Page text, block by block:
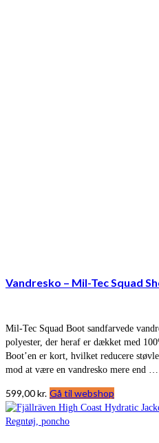
Vandresko – Mil-Tec Squad
Mil-Tec Squad Boot sandfarvede
polyester, der heraf er dækket med
Boot’en er kort, hvilket reducere
mod at være en vandresko mere end …
599,00kr. Gå til webshop